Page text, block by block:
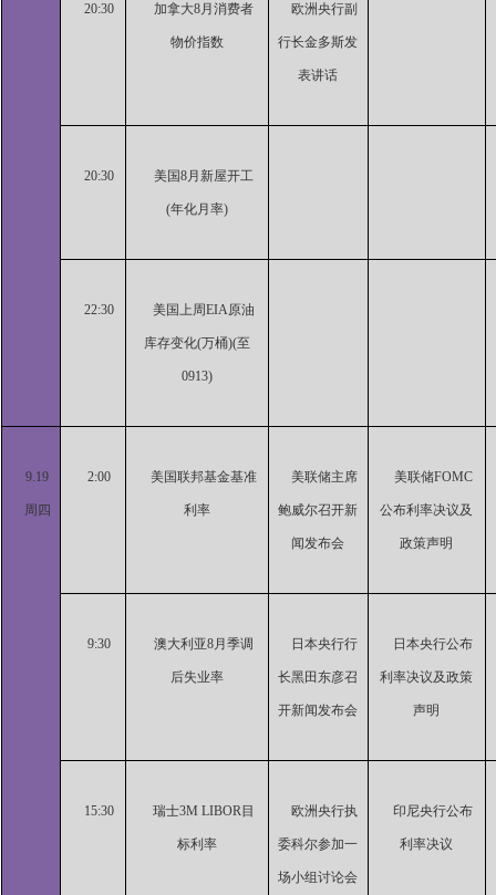
20:30 加拿大8月消费者
物价指数
欧洲央行副
行长金多斯发
表讲话
20:30 美国8月新屋开工
(年化月率)
22:30 美国上周EIA原油
库存变化(万桶)(至
0913)
9.19
周四
2:00 美国联邦基金基准
利率
美联储主席
鲍威尔召开新
闻发布会
美联储FOMC
公布利率决议及
政策声明
9:30 澳大利亚8月季调
后失业率
日本央行行
长黑田东彦召
开新闻发布会
日本央行公布
利率决议及政策
声明
15:30 瑞士3M LIBOR目
标利率
欧洲央行执
委科尔参加一
场小组讨论会
印尼央行公布
利率决议